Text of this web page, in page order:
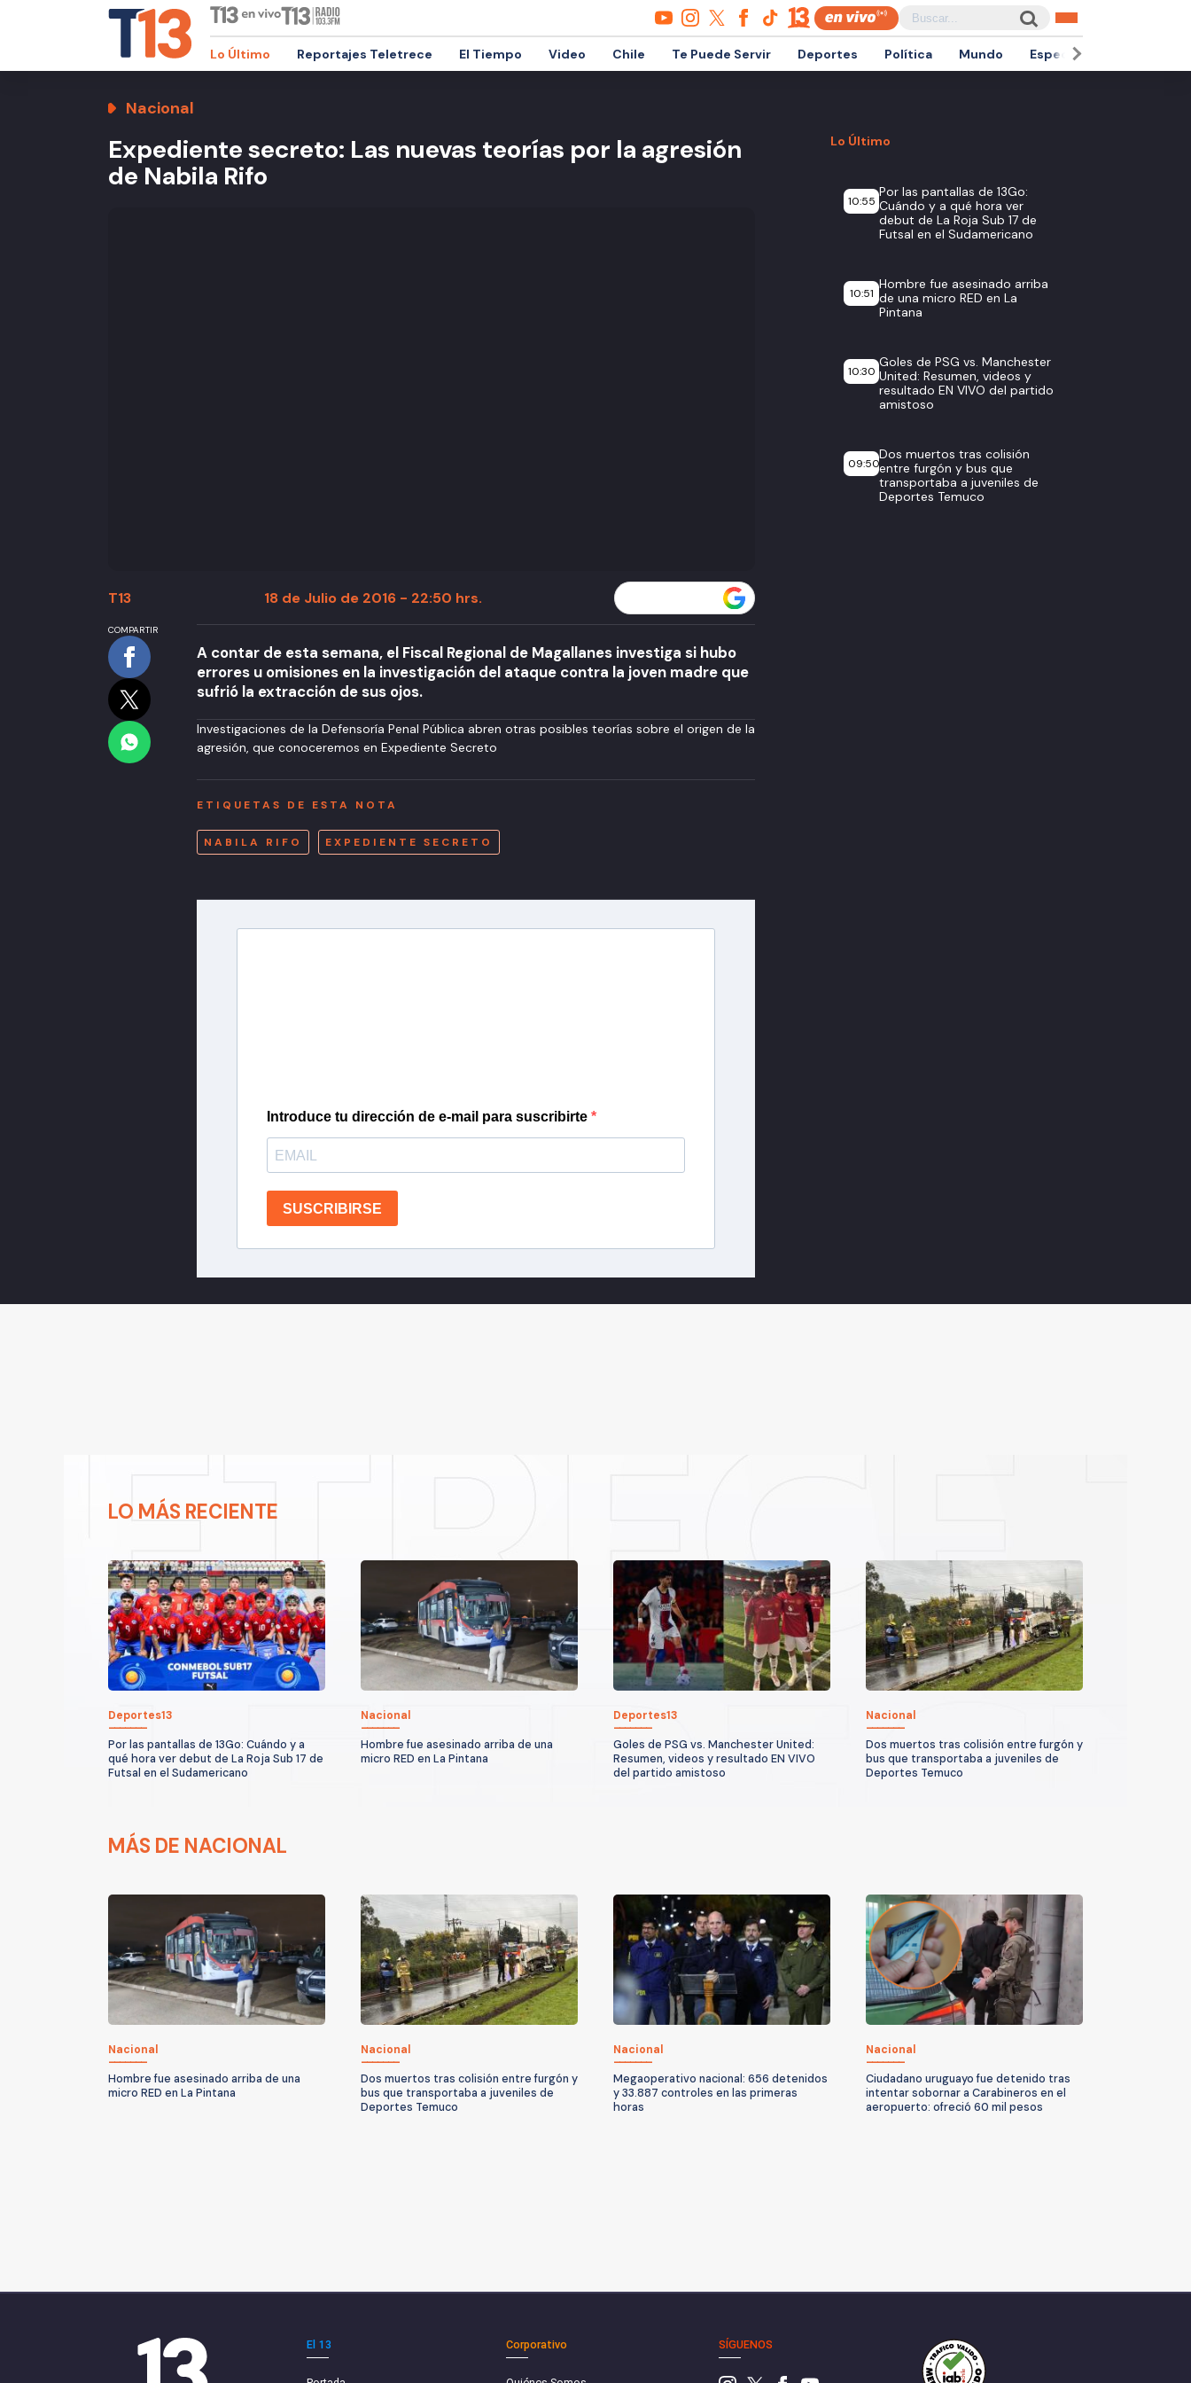
Lo Último Reportajes Teletrece El Tiempo Video Chile Te Puede Servir Deportes Política Mundo Espectáculos
Nacional
Expediente secreto: Las nuevas teorías por la agresión
de Nabila Rifo
T13 18 de Julio de 2016 - 22:50 hrs.
COMPARTIR
A contar de esta semana, el Fiscal Regional de Magallanes investiga si hubo
errores u omisiones en la investigación del ataque contra la joven madre que
sufrió la extracción de sus ojos.
Investigaciones de la Defensoría Penal Pública abren otras posibles teorías sobre el origen de la
agresión, que conoceremos en Expediente Secreto
ETIQUETAS DE ESTA NOTA
NABILA RIFO EXPEDIENTE SECRETO
Introduce tu dirección de e-mail para suscribirte
SUSCRIBIRSE
Lo Último
10:55
Por las pantallas de 13Go:
Cuándo y a qué hora ver
debut de La Roja Sub 17 de
Futsal en el Sudamericano
10:51
Hombre fue asesinado arriba
de una micro RED en La
Pintana
10:30
Goles de PSG vs. Manchester
United: Resumen, videos y
resultado EN VIVO del partido
amistoso
09:50
Dos muertos tras colisión
entre furgón y bus que
transportaba a juveniles de
Deportes Temuco
LO MÁS RECIENTE
Deportes13
Por las pantallas de 13Go: Cuándo y a
qué hora ver debut de La Roja Sub 17 de
Futsal en el Sudamericano
Nacional
Hombre fue asesinado arriba de una
micro RED en La Pintana
Deportes13
Goles de PSG vs. Manchester United:
Resumen, videos y resultado EN VIVO
del partido amistoso
Nacional
Dos muertos tras colisión entre furgón y
bus que transportaba a juveniles de
Deportes Temuco
MÁS DE NACIONAL
Nacional
Hombre fue asesinado arriba de una
micro RED en La Pintana
Nacional
Dos muertos tras colisión entre furgón y
bus que transportaba a juveniles de
Deportes Temuco
Nacional
Megaoperativo nacional: 656 detenidos
y 33.887 controles en las primeras
horas
Nacional
Ciudadano uruguayo fue detenido tras
intentar sobornar a Carabineros en el
aeropuerto: ofreció 60 mil pesos
El 13 Corporativo SÍGUENOS